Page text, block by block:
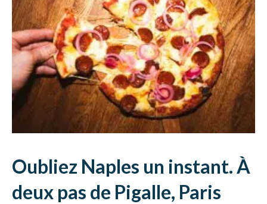
Oubliez Naples un instant. À
deux pas de Pigalle, Paris